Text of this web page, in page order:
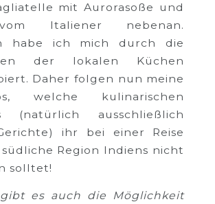
mit Aurorasoße und
Italiener nebenan.
habe ich mich durch die
der lokalen Küchen
Daher folgen nun meine
welche kulinarischen
(natürlich ausschließlich
ihr bei einer Reise
Region Indiens nicht
solltet!
es auch die Möglichkeit